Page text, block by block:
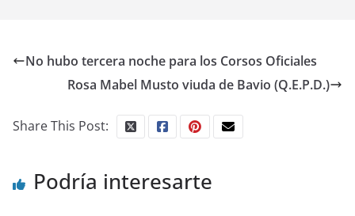
No hubo tercera noche para los Corsos Oficiales
Rosa Mabel Musto viuda de Bavio (Q.E.P.D.)
Share This Post:
Podría interesarte